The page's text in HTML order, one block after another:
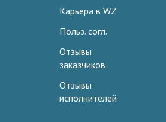
Карьера в WZ
Польз. согл.
Отзывы
заказчиков
Отзывы
исполнителей